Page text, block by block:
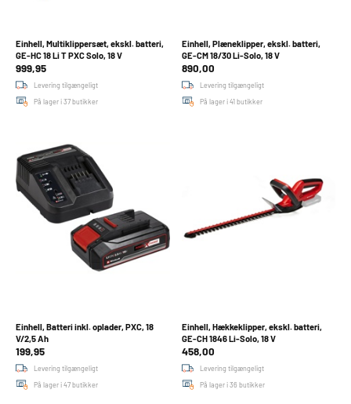
Einhell, Multiklippersæt, ekskl. batteri,
GE-HC 18 Li T PXC Solo, 18 V
999,95
Levering tilgængeligt
På lager i 37 butikker
Einhell, Plæneklipper, ekskl. batteri,
GE-CM 18/30 Li-Solo, 18 V
890,00
Levering tilgængeligt
På lager i 41 butikker
Einhell, Batteri inkl. oplader, PXC, 18
V/2,5 Ah
199,95
Levering tilgængeligt
På lager i 47 butikker
Einhell, Hækkeklipper, ekskl. batteri,
GE-CH 1846 Li-Solo, 18 V
458,00
Levering tilgængeligt
På lager i 36 butikker